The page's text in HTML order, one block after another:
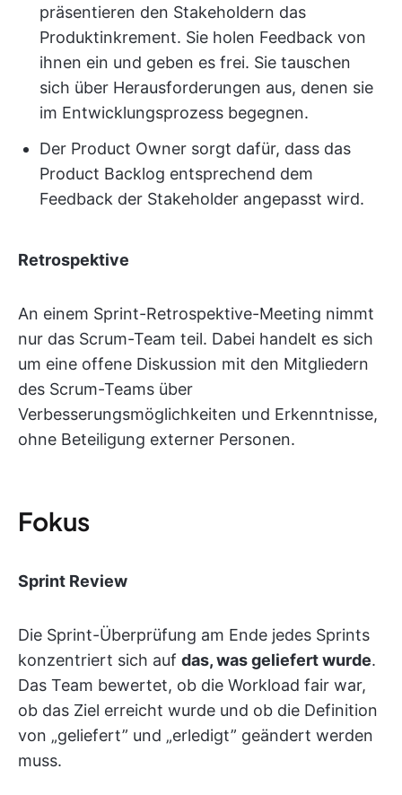
präsentieren den Stakeholdern das
Produktinkrement. Sie holen Feedback von
ihnen ein und geben es frei. Sie tauschen
sich über Herausforderungen aus, denen sie
im Entwicklungsprozess begegnen.
Der Product Owner sorgt dafür, dass das
Product Backlog entsprechend dem
Feedback der Stakeholder angepasst wird.
Retrospektive
An einem Sprint-Retrospektive-Meeting nimmt
nur das Scrum-Team teil. Dabei handelt es sich
um eine offene Diskussion mit den Mitgliedern
des Scrum-Teams über
Verbesserungsmöglichkeiten und Erkenntnisse,
ohne Beteiligung externer Personen.
Fokus
Sprint Review
Die Sprint-Überprüfung am Ende jedes Sprints
konzentriert sich auf das, was geliefert wurde.
Das Team bewertet, ob die Workload fair war,
ob das Ziel erreicht wurde und ob die Definition
von „geliefert” und „erledigt” geändert werden
muss.